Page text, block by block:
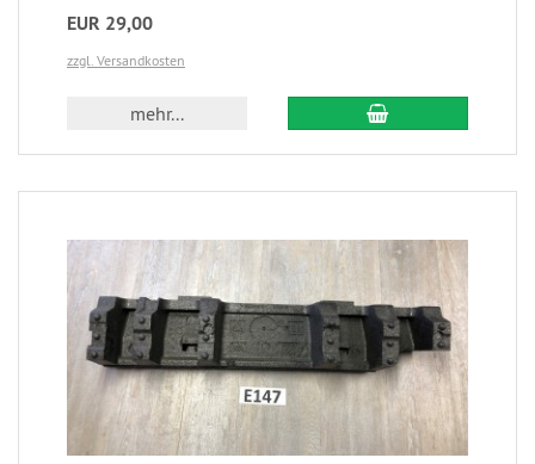
EUR 29,00
zzgl. Versandkosten
mehr...